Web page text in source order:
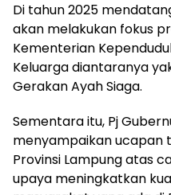
Di tahun 2025
akan melakukan fokus
Kementerian
Keluarga diantaranya
Gerakan Ayah Siaga.
Sementara itu, Pj
menyampaikan ucapan
Provinsi Lampung atas
upaya meningkatkan